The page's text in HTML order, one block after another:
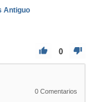
Antiguo
0
0 Comentarios